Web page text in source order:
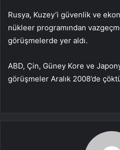
Rusya, Kuzey’i güvenlik ve
nükleer programından
görüşmelerde yer aldı.
ABD, Çin, Güney Kore ve
görüşmeler Aralık 2008’de